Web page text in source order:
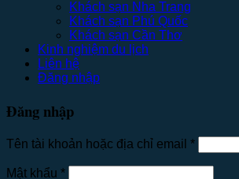
Khách sạn Nha Trang
Khách sạn Phú Quốc
Khách sạn Cần Thơ
Kinh nghiệm du lịch
Liên hệ
Đăng nhập
Đăng nhập
Tên tài khoản hoặc địa chỉ email *
Mật khẩu *